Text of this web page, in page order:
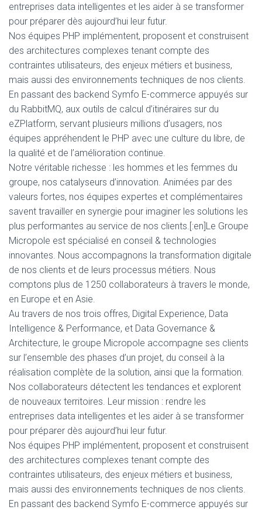
entreprises data intelligentes et les aider à se transformer
pour préparer dès aujourd’hui leur futur.
Nos équipes PHP implémentent, proposent et construisent
des architectures complexes tenant compte des
contraintes utilisateurs, des enjeux métiers et business,
mais aussi des environnements techniques de nos clients.
En passant des backend Symfo E-commerce appuyés sur
du RabbitMQ, aux outils de calcul d’itinéraires sur du
eZPlatform, servant plusieurs millions d’usagers, nos
équipes appréhendent le PHP avec une culture du libre, de
la qualité et de l’amélioration continue.
Notre véritable richesse : les hommes et les femmes du
groupe, nos catalyseurs d’innovation. Animées par des
valeurs fortes, nos équipes expertes et complémentaires
savent travailler en synergie pour imaginer les solutions les
plus performantes au service de nos clients.[:en]Le Groupe
Micropole est spécialisé en conseil & technologies
innovantes. Nous accompagnons la transformation digitale
de nos clients et de leurs processus métiers. Nous
comptons plus de 1250 collaborateurs à travers le monde,
en Europe et en Asie.
Au travers de nos trois offres, Digital Experience, Data
Intelligence & Performance, et Data Governance &
Architecture, le groupe Micropole accompagne ses clients
sur l’ensemble des phases d’un projet, du conseil à la
réalisation complète de la solution, ainsi que la formation.
Nos collaborateurs détectent les tendances et explorent
de nouveaux territoires. Leur mission : rendre les
entreprises data intelligentes et les aider à se transformer
pour préparer dès aujourd’hui leur futur.
Nos équipes PHP implémentent, proposent et construisent
des architectures complexes tenant compte des
contraintes utilisateurs, des enjeux métiers et business,
mais aussi des environnements techniques de nos clients.
En passant des backend Symfo E-commerce appuyés sur